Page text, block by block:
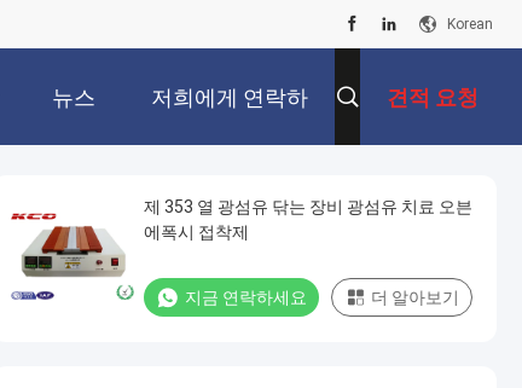
Korean
뉴스 저희에게 연락하
십시오
견적 요청
제 353 열 광섬유 닦는 장비 광섬유 치료 오븐
에폭시 접착제
지금 연락하세요 더 알아보기